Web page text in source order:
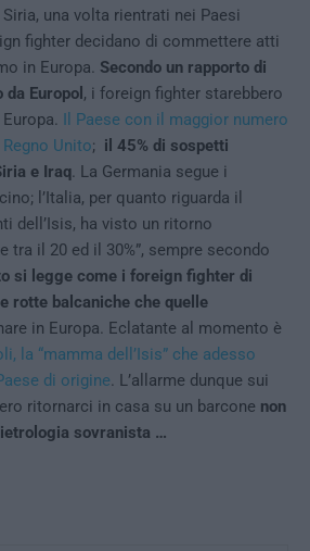
una volta rientrati nei Paesi
fighter decidano di commettere atti
in Europa. Secondo un rapporto di
Europol , i foreign fighter starebbero
Il Paese con il maggior numero
Unito; il 45% di sospetti
e Iraq. La Germania segue i
l’Italia, per quanto riguarda il
dell’Isis, ha visto un ritorno
tra il 20 ed il 30%”, sempre secondo
si legge come i foreign fighter di
rotte balcaniche che quelle
in Europa. Eclatante al momento è
la “mamma dell’Isis” che adesso
di origine. L’allarme dunque sui
ritornarci in casa su un barcone non
sovranista …